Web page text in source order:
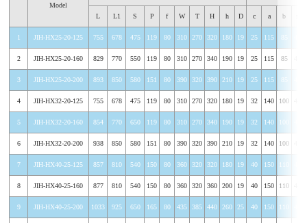
Model
L L1 S P f W T H h D c a b
1 JIH-HX25-20-125 755 678 475 119 80 310 270 320 180 19 25 115
2 JIH-HX25-20-160 829 770 550 119 80 310 270 340 190 19 25 115 85
3 JIH-HX25-20-200 893 850 580 151 80 390 320 390 210 19 25 115
4 JIH-HX32-20-125 755 678 475 119 80 310 270 320 180 19 32 140 100
5 JIH-HX32-20-160 854 770 650 119 80 310 270 340 190 19 32 140 100
6 JIH-HX32-20-200 938 850 580 151 80 390 320 390 210 19 32 140 100
7 JIH-HX40-25-125 857 810 540 150 80 360 320 320 180 19 40 150 110
8 JIH-HX40-25-160 877 810 540 150 80 360 320 360 200 19 40 150 110
9 JIH-HX40-25-200 1033 925 650 165 80 435 385 440 260 25 40 150 110